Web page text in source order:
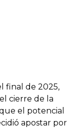
final de 2025,
cierre de la
el potencial
apostar por